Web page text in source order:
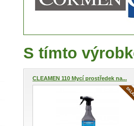
S tímto
CLEAMEN 110 Mycí prostředek na...